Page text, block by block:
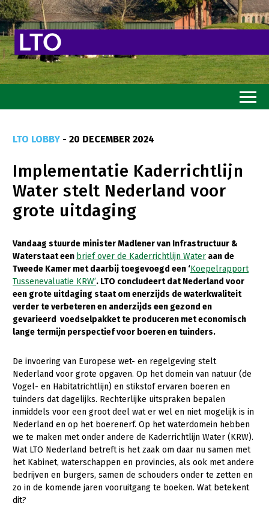
Goed eten
Mooi groen
Sterk ondernemerschap
Transitiepaden
Thema’s
Gezonde planten
Gezonde dieren
Natuur, klimaat en energie
Platteland en omgeving
Mens, ondernemerschap en onderwijs
Internationaal
Sectoren
Dier
Biologische Landbouw
Plant
LTO LOBBY - 20 DECEMBER 2024
Implementatie Kaderrichtlijn
Water stelt Nederland voor
grote uitdaging
Vandaag stuurde minister Madlener van Infrastructuur &
Waterstaat een brief over de Kaderrichtlijn Water aan de
Tweede Kamer met daarbij toegevoegd een ‘Koepelrapport
Tussenevaluatie KRW’. LTO concludeert dat Nederland voor
een grote uitdaging staat om enerzijds de waterkwaliteit
verder te verbeteren en anderzijds een gezond en
gevarieerd voedselpakket te produceren met economisch
lange termijn perspectief voor boeren en tuinders.
De invoering van Europese wet- en regelgeving stelt
Nederland voor grote opgaven. Op het domein van natuur (de
Vogel- en Habitatrichtlijn) en stikstof ervaren boeren en
tuinders dat dagelijks. Rechterlijke uitspraken bepalen
inmiddels voor een groot deel wat er wel en niet mogelijk is in
Nederland en op het boerenerf. Op het waterdomein hebben
we te maken met onder andere de Kaderrichtlijn Water (KRW).
Wat LTO Nederland betreft is het zaak om daar nu samen met
het Kabinet, waterschappen en provincies, als ook met andere
bedrijven en burgers, samen de schouders onder te zetten en
zo in de komende jaren vooruitgang te boeken. Wat betekent
dit?